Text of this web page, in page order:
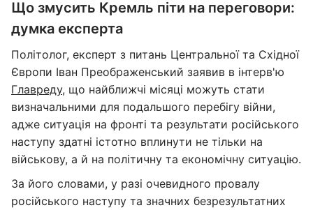
Що змусить Кремль піти на переговори:
думка експерта
Політолог, експерт з питань Центральної та Східної
Європи Іван Преображенський заявив в інтерв'ю
Главреду, що найближчі місяці можуть стати
визначальними для подальшого перебігу війни,
адже ситуація на фронті та результати російського
наступу здатні істотно вплинути не тільки на
військову, а й на політичну та економічну ситуацію.
За його словами, у разі очевидного провалу
російського наступу та значних безрезультатних